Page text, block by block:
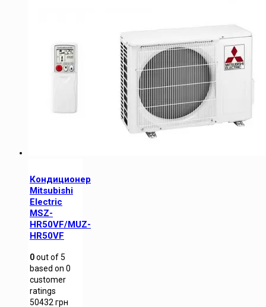
Кондиционер
Mitsubishi
Electric
MSZ-
HR50VF/MUZ-
HR50VF
0out of5
based on 0
customer
ratings
50432грн